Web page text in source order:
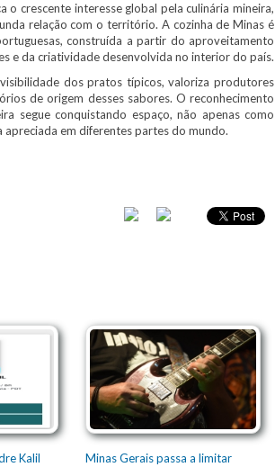
crescente interesse global pela culinária mineira,
relação com o território. A cozinha de Minas é
construída a partir do aproveitamento
e da criatividade desenvolvida no interior do país.
dos pratos típicos, valoriza produtores
de origem desses sabores. O reconhecimento
segue conquistando espaço, não apenas como
em diferentes partes do mundo.
Kalil
Minas Gerais passa a limitar